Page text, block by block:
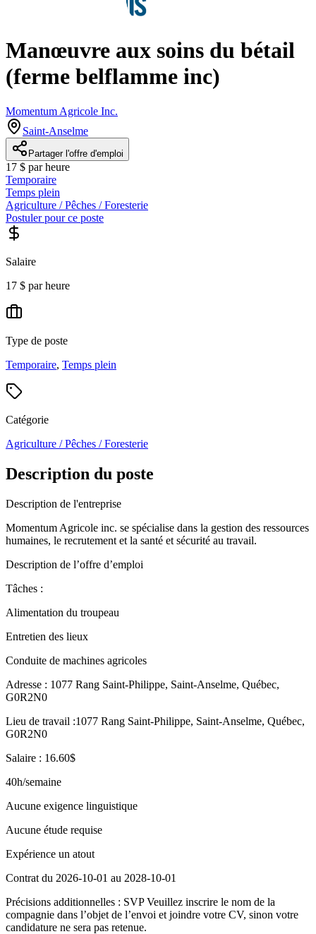
Manœuvre aux soins du bétail
(ferme belflamme inc)
Momentum Agricole Inc.
Saint-Anselme
Partager l'offre d'emploi
17 $ par heure
Temporaire
Temps plein
Agriculture / Pêches / Foresterie
Postuler pour ce poste
Salaire
17 $ par heure
Type de poste
Temporaire, Temps plein
Catégorie
Agriculture / Pêches / Foresterie
Description du poste
Description de l'entreprise
Momentum Agricole inc. se spécialise dans la gestion des ressources
humaines, le recrutement et la santé et sécurité au travail.
Description de l’offre d’emploi
Tâches :
Alimentation du troupeau
Entretien des lieux
Conduite de machines agricoles
Adresse : 1077 Rang Saint-Philippe, Saint-Anselme, Québec,
G0R2N0
Lieu de travail :1077 Rang Saint-Philippe, Saint-Anselme, Québec,
G0R2N0
Salaire : 16.60$
40h/semaine
Aucune exigence linguistique
Aucune étude requise
Expérience un atout
Contrat du 2026-10-01 au 2028-10-01
Précisions additionnelles : SVP Veuillez inscrire le nom de la
compagnie dans l’objet de l’envoi et joindre votre CV, sinon votre
candidature ne sera pas retenue.